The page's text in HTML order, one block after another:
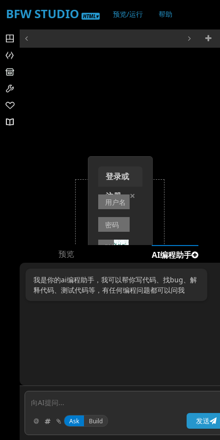
登录或
注册
×
没有账
BFW STUDIO HTML▾ 预览/运行 帮助
+
预览 AI编程助手
我是你的ai编程助手，我可以帮你写代码、找bug、解
释代码、测试代码等，有任何编程问题都可以问我
Ask Build 发送